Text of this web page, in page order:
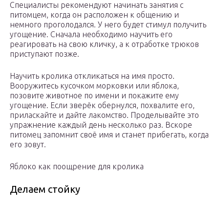
Специалисты рекомендуют начинать занятия с
питомцем, когда он расположен к общению и
немного проголодался. У него будет стимул получить
угощение. Сначала необходимо научить его
реагировать на свою кличку, а к отработке трюков
приступают позже.
Научить кролика откликаться на имя просто.
Вооружитесь кусочком морковки или яблока,
позовите животное по имени и покажите ему
угощение. Если зверёк обернулся, похвалите его,
приласкайте и дайте лакомство. Проделывайте это
упражнение каждый день несколько раз. Вскоре
питомец запомнит своё имя и станет прибегать, когда
его зовут.
Яблоко как поощрение для кролика
Делаем стойку